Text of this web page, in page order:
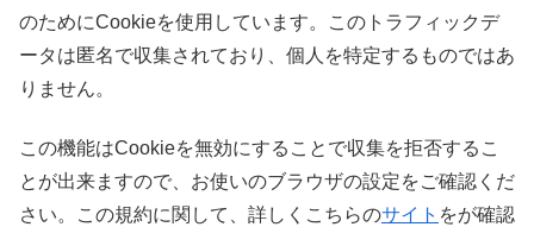
のためにCookieを使用しています。このトラフィックデ
ータは匿名で収集されており、個人を特定するものではあ
りません。
この機能はCookieを無効にすることで収集を拒否するこ
とが出来ますので、お使いのブラウザの設定をご確認くだ
さい。この規約に関して、詳しくこちらのサイト をが確認